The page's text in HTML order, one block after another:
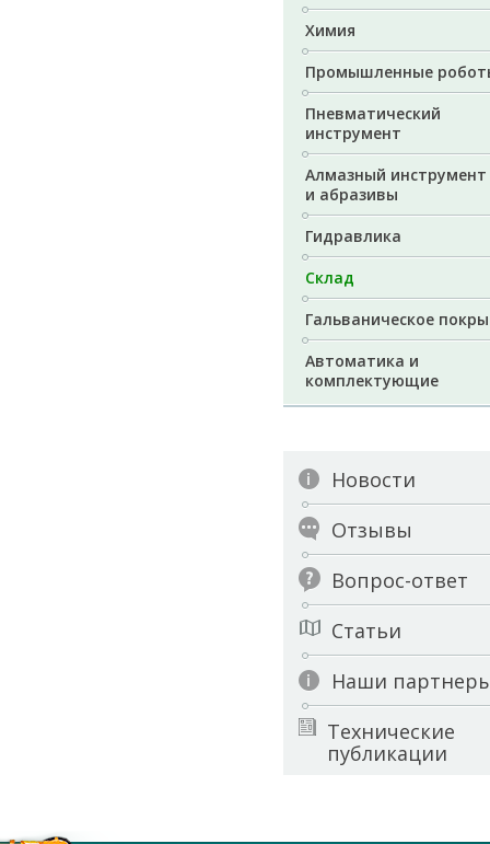
Химия
Промышленные
Пневматический
инструмент
Алмазный инструмент
и абразивы
Гидравлика
Склад
Гальваническое
Автоматика и
комплектующие
Новости
Отзывы
Вопрос-ответ
Статьи
Наши
Технические
публикации